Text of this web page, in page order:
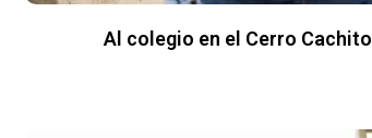
Al colegio en el Cerro Cachito